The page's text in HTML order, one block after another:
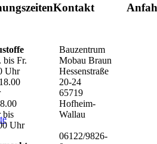
bis Fr.
Uhr
bis
Uhr
Kontakt
Bauzentrum
Mobau Braun
Hessenstraße
20-24
65719
Hofheim-
Wallau
06122/9826-